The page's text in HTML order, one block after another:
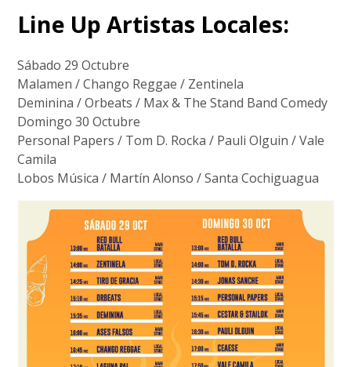
Line Up Artistas Locales:
Sábado 29 Octubre
Malamen / Chango Reggae / Zentinela
Deminina / Orbeats / Max & The Stand Band Comedy
Domingo 30 Octubre
Personal Papers / Tom D. Rocka / Pauli Olguin / Vale
Camila
Lobos Música / Martín Alonso / Santa Cochiguagua